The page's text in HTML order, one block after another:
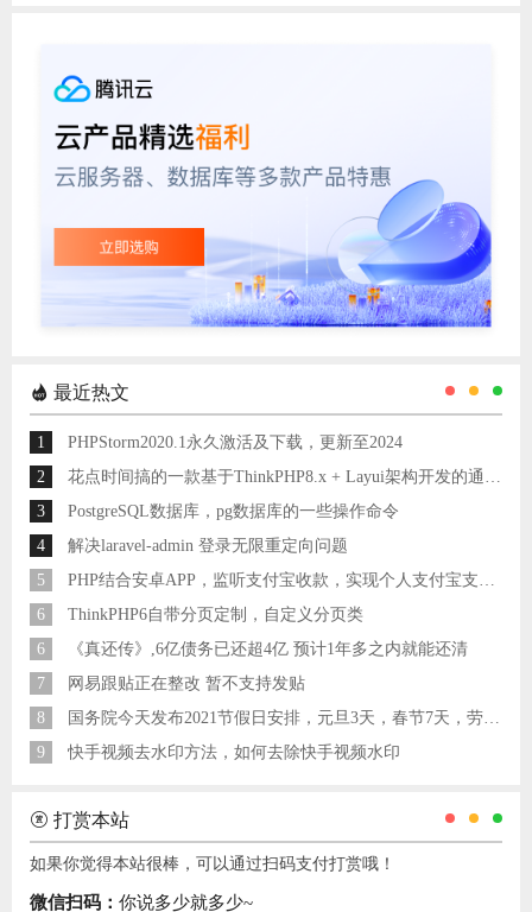
最近热文
1
PHPStorm2020.1永久激活及下载，更新至2024
2
3
PostgreSQL数据库，pg数据库的一些操作命令
4
解决laravel-admin 登录无限重定向问题
5
6
ThinkPHP6自带分页定制，自定义分页类
6
《真还传》,6亿债务已还超4亿 预计1年多之内就能还清
7
网易跟贴正在整改 暂不支持发贴
8
国务院今天发布2021节假日安排，元旦3天，春节7天，劳动节5天
9
快手视频去水印方法，如何去除快手视频水印
打赏本站
如果你觉得本站很棒，可以通过扫码支付打赏哦！
微信扫码： 你说多少就多少~